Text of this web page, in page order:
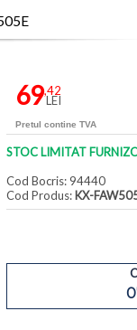
69,42
LEI
Pretul contine TVA
STOC LIMITAT
Cod Bocris: 94440
Cod Produs: KX-